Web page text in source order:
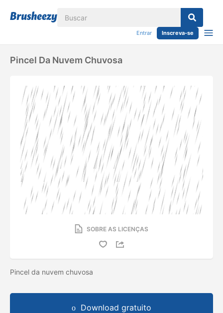
Entrar Inscreva-se
Pincel Da Nuvem Chuvosa
SOBRE AS LICENÇAS
Pincel da nuvem chuvosa
Download gratuito